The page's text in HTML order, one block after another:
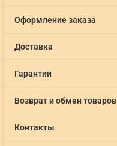
Оформление заказа
Доставка
Гарантии
Возврат и обмен товаров
Контакты